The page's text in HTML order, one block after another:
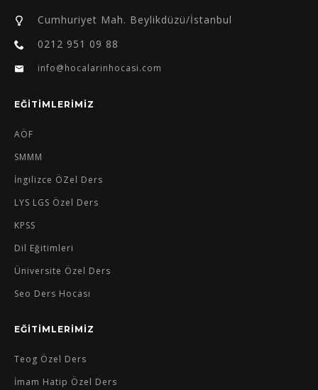
Cumhuriyet Mah. Beylikdüzü/İstanbul
0212 951 09 88
info@hocalarinhocasi.com
EĞİTİMLERİMİZ
AÖF
SMMM
İngilizce ÖZel Ders
LYS LGS Özel Ders
KPSS
Dil Eğitimleri
Üniversite Özel Ders
Seo Ders Hocası
EĞİTİMLERİMİZ
Teog Özel Ders
İmam Hatip Özel Ders